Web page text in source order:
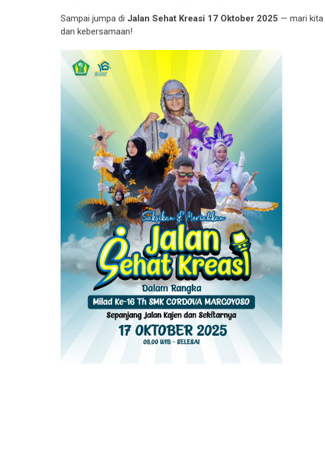
Sampai jumpa di Jalan Sehat Kreasi 17 Oktober 2025 — mari kita
dan kebersamaan!